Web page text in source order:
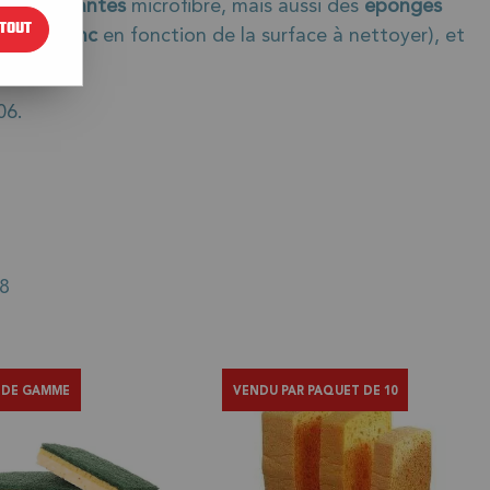
microfibre, mais aussi des éponges
ou blanc en fonction de la surface à nettoyer), et
GAMME VENDU PAR PAQUET DE 10